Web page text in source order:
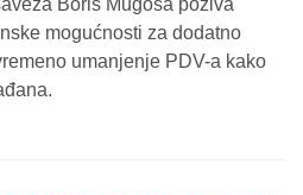
mogućnosti za dodatno
umanjenje PDV-a kako